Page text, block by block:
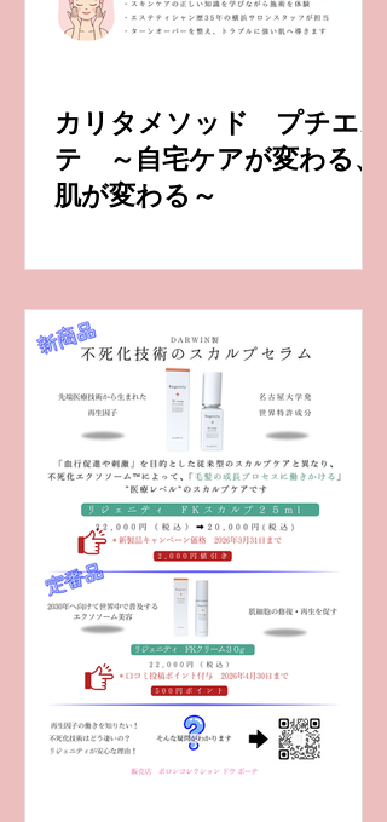
カリタメソッド プチエス
テ ～自宅ケアが変わる、
肌が変わる～